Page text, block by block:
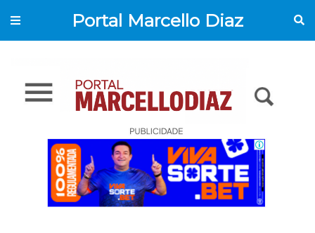
Portal Marcello Diaz